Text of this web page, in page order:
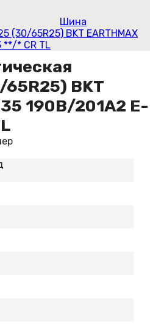
Шина
(30/65R25) BKT EARTHMAX
**/* CR TL
BKT
35 190B/201A2 E-